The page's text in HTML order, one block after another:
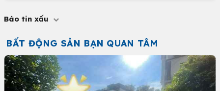
Báo tin xấu
BẤT ĐỘNG SẢN BẠN QUAN TÂM